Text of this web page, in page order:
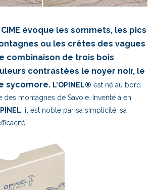
CIME évoque les sommets, les pics
ou les crêtes des vagues
combinaison de trois bois
contrastées le noyer noir, le
sycomore. L’OPINEL® est né au bord
des montagnes de Savoie. Inventé à en
, il est noble par sa simplicité, sa